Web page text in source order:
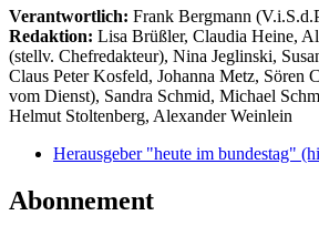
Verantwortlich: Frank Bergmann
Redaktion: Lisa Brüßler, Claudia Heine,
(stellv. Chefredakteur), Nina Jeglinski,
Claus Peter Kosfeld, Johanna Metz, Sören
vom Dienst), Sandra Schmid, Michael
Helmut Stoltenberg, Alexander Weinlein
Herausgeber "heute im bundestag"
Abonnement